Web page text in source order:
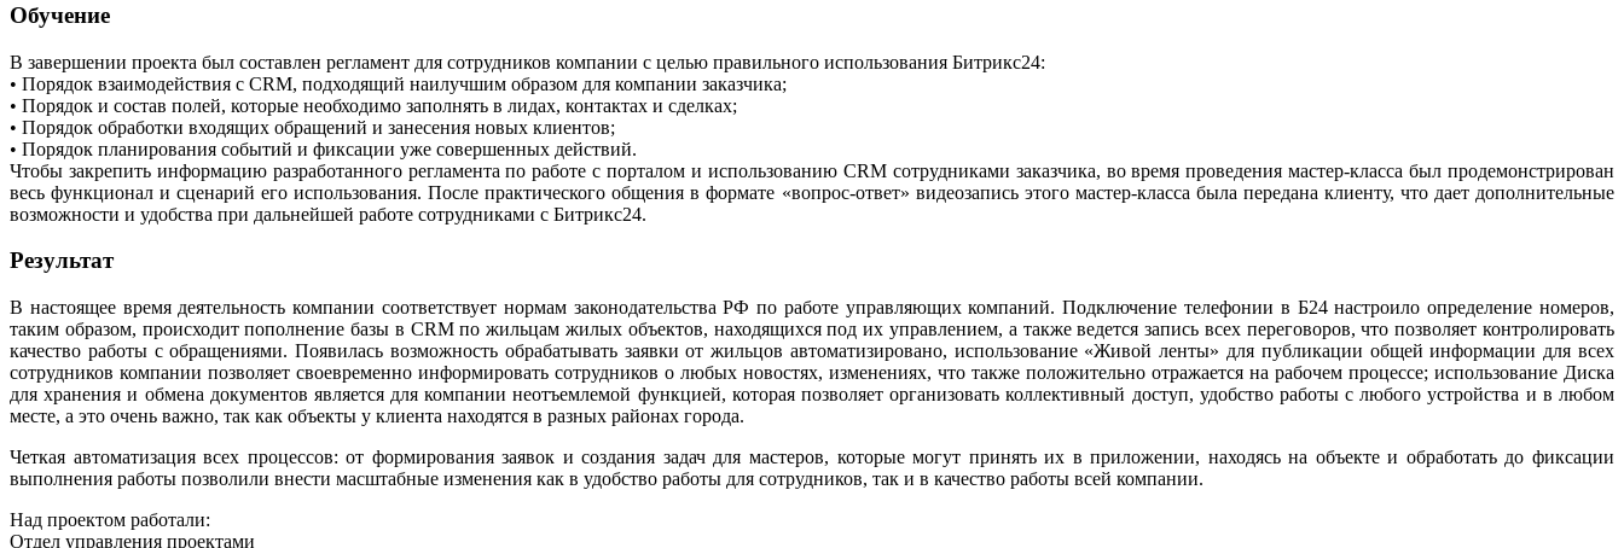
Обучение
В завершении проекта был составлен регламент для сотрудников компании с целью правильного использования Битрикс24:
• Порядок взаимодействия с CRM, подходящий наилучшим образом для компании заказчика;
• Порядок и состав полей, которые необходимо заполнять в лидах, контактах и сделках;
• Порядок обработки входящих обращений и занесения новых клиентов;
• Порядок планирования событий и фиксации уже совершенных действий.
Чтобы закрепить информацию разработанного регламента по работе с порталом и использованию CRM сотрудниками заказчика, во время проведения мастер-класса был продемонстрирован
весь функционал и сценарий его использования. После практического общения в формате «вопрос-ответ» видеозапись этого мастер-класса была передана клиенту, что дает дополнительные
возможности и удобства при дальнейшей работе сотрудниками с Битрикс24.
Результат
В настоящее время деятельность компании соответствует нормам законодательства РФ по работе управляющих компаний. Подключение телефонии в Б24 настроило определение номеров,
таким образом, происходит пополнение базы в CRM по жильцам жилых объектов, находящихся под их управлением, а также ведется запись всех переговоров, что позволяет контролировать
качество работы с обращениями. Появилась возможность обрабатывать заявки от жильцов автоматизировано, использование «Живой ленты» для публикации общей информации для всех
сотрудников компании позволяет своевременно информировать сотрудников о любых новостях, изменениях, что также положительно отражается на рабочем процессе; использование Диска
для хранения и обмена документов является для компании неотъемлемой функцией, которая позволяет организовать коллективный доступ, удобство работы с любого устройства и в любом
месте, а это очень важно, так как объекты у клиента находятся в разных районах города.
Четкая автоматизация всех процессов: от формирования заявок и создания задач для мастеров, которые могут принять их в приложении, находясь на объекте и обработать до фиксации
выполнения работы позволили внести масштабные изменения как в удобство работы для сотрудников, так и в качество работы всей компании.
Над проектом работали:
Отдел управления проектами